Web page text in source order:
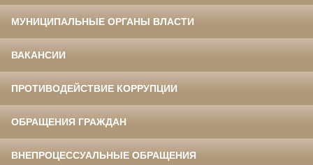
МУНИЦИПАЛЬНЫЕ ОРГАНЫ ВЛАСТИ
ВАКАНСИИ
ПРОТИВОДЕЙСТВИЕ КОРРУПЦИИ
ОБРАЩЕНИЯ ГРАЖДАН
ВНЕПРОЦЕССУАЛЬНЫЕ ОБРАЩЕНИЯ